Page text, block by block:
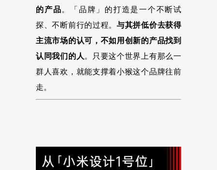
的产品。「品牌」的打造是一个不断试
探、不断前行的过程。与其拼低价去获得
主流市场的认可，不如用创新的产品找到
认同我们的人 。只要这个世界上有那么一
群人喜欢，就能支撑着小猴这个品牌往前
走。